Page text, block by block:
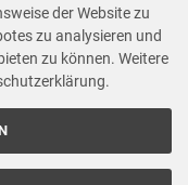
gefallen hat,
der Website zu
zu analysieren und
zu können. Weitere